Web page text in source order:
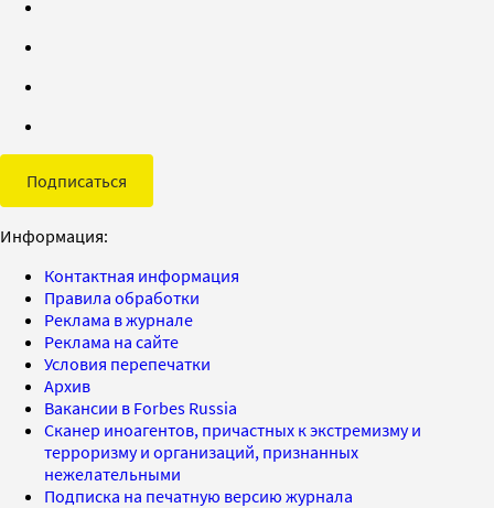
Подписаться
Информация:
Контактная информация
Правила обработки
Реклама в журнале
Реклама на сайте
Условия перепечатки
Архив
Вакансии в Forbes Russia
Сканер иноагентов, причастных к экстремизму и
терроризму и организаций, признанных
нежелательными
Подписка на печатную версию журнала